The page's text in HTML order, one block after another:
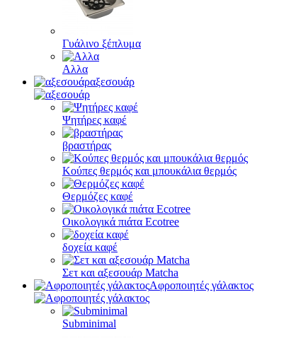
Γυάλινο ξέπλυμα
Αλλα
αξεσουάρ
Ψητήρες καφέ
βραστήρας
Κούπες θερμός και μπουκάλια θερμός
Θερμόζες καφέ
Οικολογικά πιάτα Ecotree
δοχεία καφέ
Σετ και αξεσουάρ Matcha
Αφροποιητές γάλακτος
Subminimal